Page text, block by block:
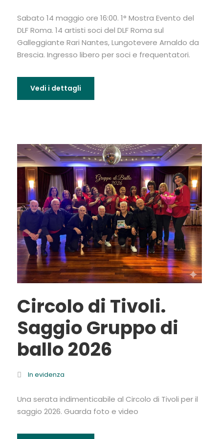
Sabato 14 maggio ore 16:00. 1° Mostra Evento del
DLF Roma. 14 artisti soci del DLF Roma sul
Galleggiante Rari Nantes, Lungotevere Arnaldo da
Brescia. Ingresso libero per soci e frequentatori.
Vedi i dettagli
Circolo di Tivoli.
Saggio Gruppo di
ballo 2026
In evidenza
Una serata indimenticabile al Circolo di Tivoli per il
saggio 2026. Guarda foto e video